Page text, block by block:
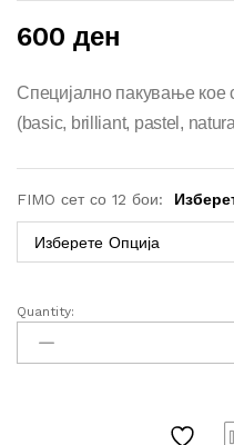
600 ден
Специјално пакување кое
(basic, brilliant, pastel,
FIMO сет со 12 бои:
FIMO
со
Quantity: